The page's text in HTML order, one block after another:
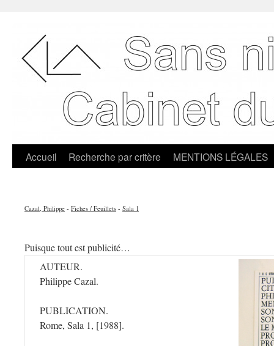
Accueil Recherche par critère MENTIONS LÉGALES
Cazal, Philippe - Fiches / Feuillets - Sala 1
Puisque tout est publicité…
AUTEUR.
Philippe Cazal.
PUBLICATION.
Rome, Sala 1, [1988].